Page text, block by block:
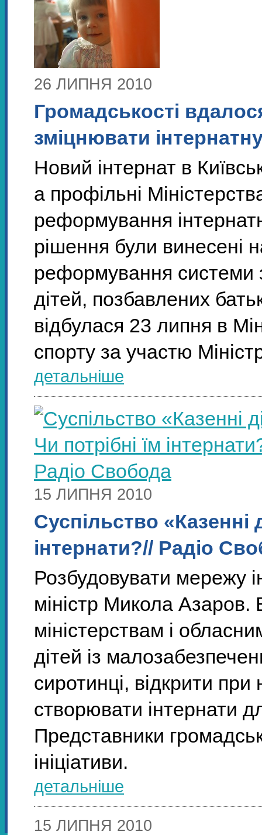
26 ЛИПНЯ 2010
Громадськості
зміцнювати
Новий інтернат в
а профільні
реформування
рішення були винесені
реформування системи
дітей, позбавлених
відбулася 23 липня в
спорту за участю
детальніше
15 ЛИПНЯ 2010
Суспільство «Казенні
інтернати?// Радіо
Розбудовувати мережу
міністр Микола Азаров.
міністерствам і
дітей із
сиротинці, відкрити при
створювати інтернати
Представники
ініціативи.
детальніше
15 ЛИПНЯ 2010